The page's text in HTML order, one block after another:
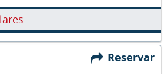
Reservar